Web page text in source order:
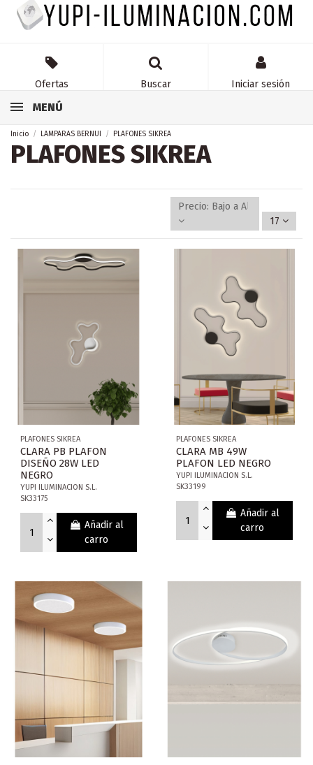
Ofertas Buscar Iniciar sesión
MENÚ
Inicio LAMPARAS BERNUI PLAFONES SIKREA
PLAFONES SIKREA
Precio: Bajo a Alto
17
PLAFONES SIKREA
CLARA PB PLAFON
DISEÑO 28W LED
NEGRO
YUPI ILUMINACION S.L.
SK33175
Añadir al
carro
PLAFONES SIKREA
CLARA MB 49W
PLAFON LED NEGRO
YUPI ILUMINACION S.L.
SK33199
Añadir al
carro